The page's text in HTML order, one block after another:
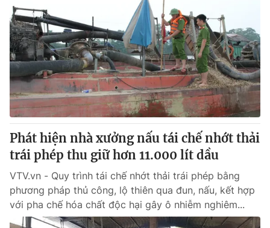
Phát hiện nhà xưởng nấu tái chế nhớt thải
trái phép thu giữ hơn 11.000 lít dầu
VTV.vn - Quy trình tái chế nhớt thải trái phép bằng
phương pháp thủ công, lộ thiên qua đun, nấu, kết hợp
với pha chế hóa chất độc hại gây ô nhiễm nghiêm...